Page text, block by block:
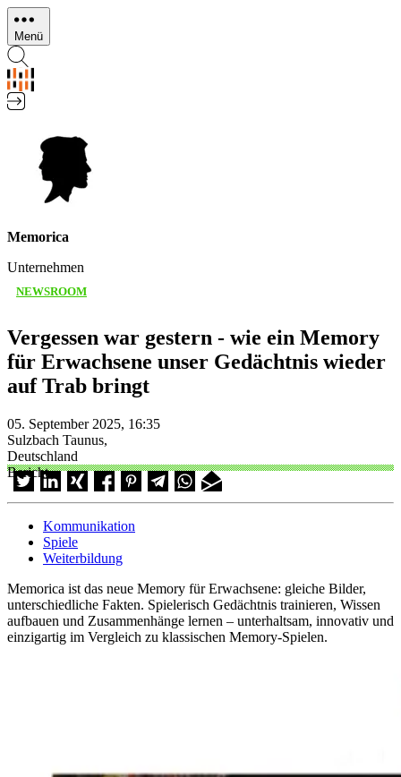
Direkt
zum
Inhalt
Menü
Memorica
Unternehmen
NEWSROOM
Vergessen war gestern - wie ein Memory
für Erwachsene unser Gedächtnis wieder
auf Trab bringt
05. September 2025, 16:35
Sulzbach Taunus,
Deutschland
Bericht
Kommunikation
Spiele
Weiterbildung
Memorica ist das neue Memory für Erwachsene: gleiche Bilder,
unterschiedliche Fakten. Spielerisch Gedächtnis trainieren, Wissen
aufbauen und Zusammenhänge lernen – unterhaltsam, innovativ und
einzigartig im Vergleich zu klassischen Memory-Spielen.